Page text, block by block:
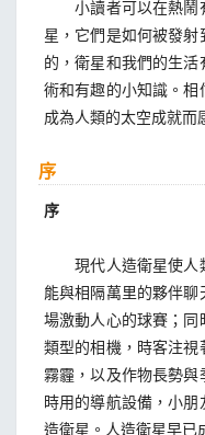
小讀者可以在熱鬧
星，它們是如何被發
的，衛星和我們的生
術和有趣的小知識。
成為人類的太空成就而
序
序
現代人造衛星使人
能與相隔萬里的夥伴
場激動人心的球賽；
類型的相機，時客注
霧霾，以及作物長勢
時用的導航設備，小
造衛星。人造衛星早已